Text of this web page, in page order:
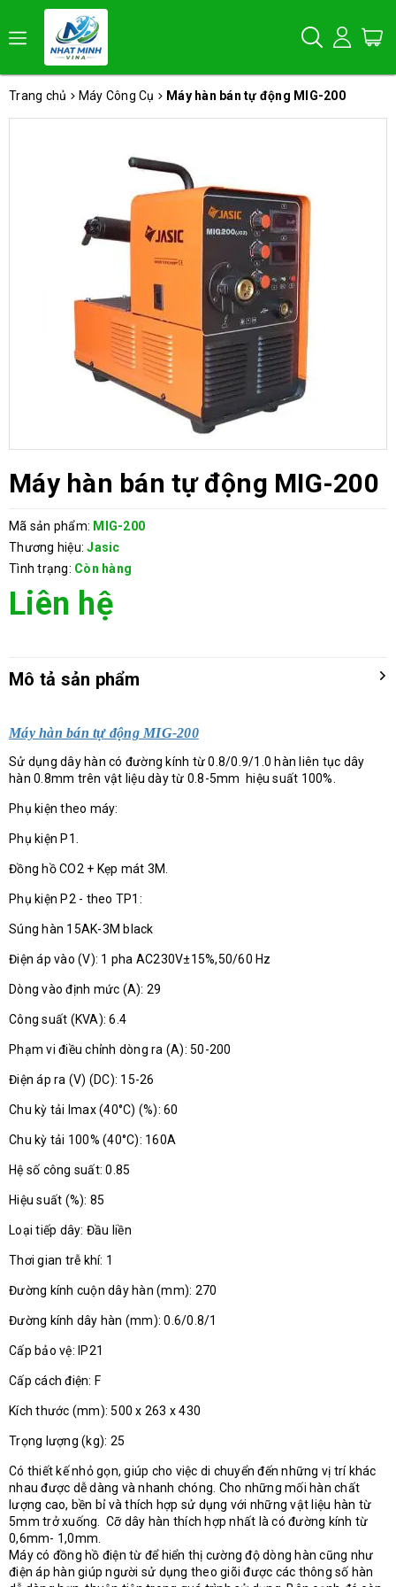
Trang chủ Máy Công Cụ Máy hàn bán tự động MIG-200
Máy hàn bán tự động MIG-200
Mã sản phẩm: MIG-200
Thương hiệu: Jasic
Tình trạng: Còn hàng
Liên hệ
Mô tả sản phẩm
Máy hàn bán tự động MIG-200
Sử dụng dây hàn có đường kính từ 0.8/0.9/1.0 hàn liên tục dây
hàn 0.8mm trên vật liệu dày từ 0.8-5mm hiệu suất 100%.
Phụ kiện theo máy:
Phụ kiện P1.
Đồng hồ CO2 + Kẹp mát 3M.
Phụ kiện P2 - theo TP1:
Súng hàn 15AK-3M black
Điện áp vào (V): 1 pha AC230V±15%,50/60 Hz
Dòng vào định mức (A): 29
Công suất (KVA): 6.4
Phạm vi điều chỉnh dòng ra (A): 50-200
Điện áp ra (V) (DC): 15-26
Chu kỳ tải Imax (40°C) (%): 60
Chu kỳ tải 100% (40°C): 160A
Hệ số công suất: 0.85
Hiệu suất (%): 85
Loại tiếp dây: Đầu liền
Thơi gian trễ khí: 1
Đường kính cuộn dây hàn (mm): 270
Đường kính dây hàn (mm): 0.6/0.8/1
Cấp bảo vệ: IP21
Cấp cách điện: F
Kích thước (mm): 500 x 263 x 430
Trọng lượng (kg): 25
Có thiết kế nhỏ gọn, giúp cho việc di chuyển đến những vị trí khác
nhau được dễ dàng và nhanh chóng. Cho những mối hàn chất
lượng cao, bền bỉ và thích hợp sử dụng với những vật liệu hàn từ
5mm trở xuống. Cỡ dây hàn thích hợp nhất là có đường kính từ
0,6mm- 1,0mm.
Máy có đồng hồ điện từ để hiển thị cường độ dòng hàn cũng như
điện áp hàn giúp người sử dụng theo giõi được các thông số hàn